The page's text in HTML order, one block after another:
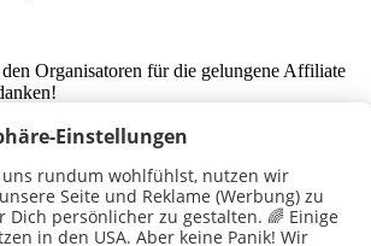
Organisatoren für die gelungene Affiliate
Marketing at it´s best!